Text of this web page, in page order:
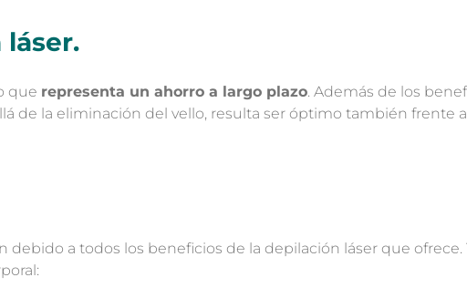
que representa un ahorro a largo plazo. Además de los
de la eliminación del vello, resulta ser óptimo también frente
debido a todos los beneficios de la depilación láser que ofrece.